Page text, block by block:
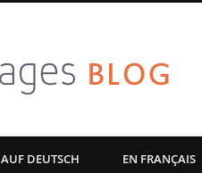
AUF DEUTSCH EN FRANÇAIS